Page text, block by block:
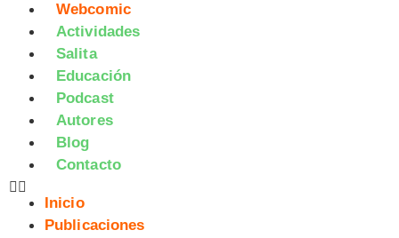
Webcomic
Actividades
Salita
Educación
Podcast
Autores
Blog
Contacto
Inicio
Publicaciones